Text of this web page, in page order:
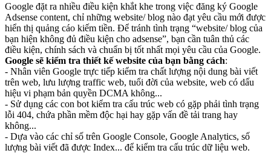
Google đặt ra nhiều điều kiện khắt khe trong việc đăng ký Google
Adsense content, chỉ những website/ blog nào đạt yêu cầu mới được
hiển thị quảng cáo kiếm tiền. Để tránh tình trạng “website/ blog của
bạn hiện không đủ điều kiện cho adsense”, bạn cần tuân thủ các
điều kiện, chính sách và chuẩn bị tốt nhất mọi yêu cầu của Google.
Google sẽ kiểm tra thiết kế website của bạn bằng cách:
- Nhân viên Google trực tiếp kiểm tra chất lượng nội dung bài viết
trên web, lưu lượng traffic web, tuổi đời của website, web có dấu
hiệu vi phạm bản quyền DCMA không...
- Sử dụng các con bot kiểm tra cấu trúc web có gặp phải tình trạng
lỗi 404, chứa phần mềm độc hại hay gặp vấn đề tải trang hay
không...
- Dựa vào các chỉ số trên Google Console, Google Analytics, số
lượng bài viết đã được Index... để kiểm tra cấu trúc dữ liệu web.